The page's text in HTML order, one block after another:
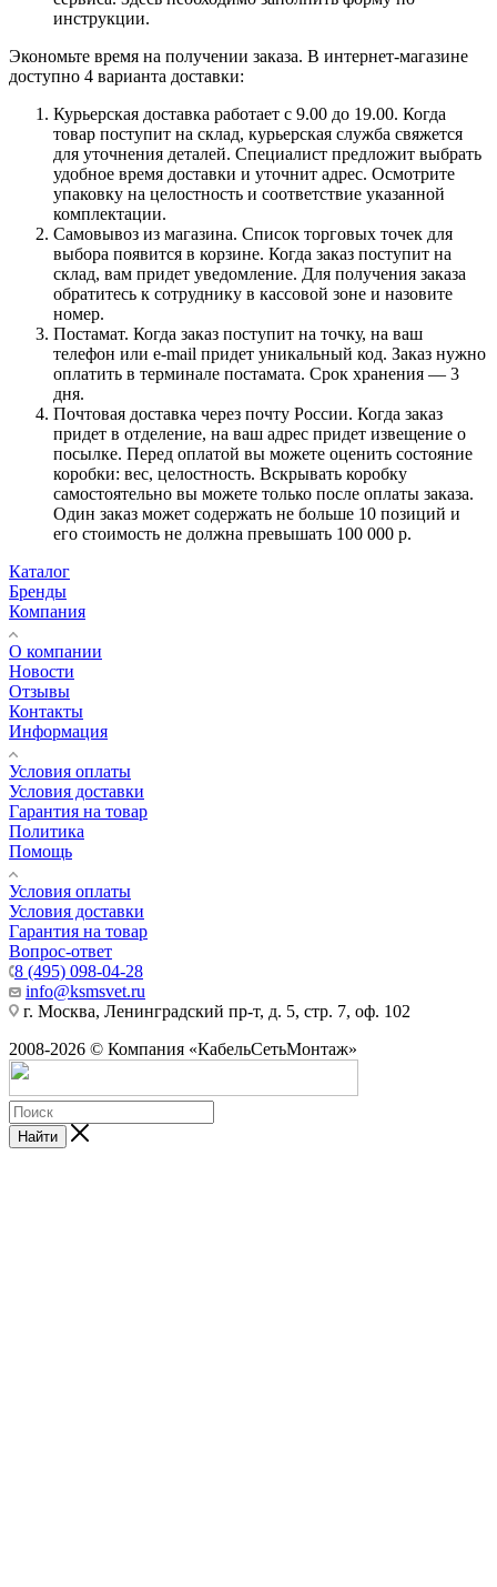
инструкции.
Экономьте время на получении заказа. В интернет-магазине
доступно 4 варианта доставки:
Курьерская доставка работает с 9.00 до 19.00. Когда
товар поступит на склад, курьерская служба свяжется
для уточнения деталей. Специалист предложит выбрать
удобное время доставки и уточнит адрес. Осмотрите
упаковку на целостность и соответствие указанной
комплектации.
Самовывоз из магазина. Список торговых точек для
выбора появится в корзине. Когда заказ поступит на
склад, вам придет уведомление. Для получения заказа
обратитесь к сотруднику в кассовой зоне и назовите
номер.
Постамат. Когда заказ поступит на точку, на ваш
телефон или e-mail придет уникальный код. Заказ нужно
оплатить в терминале постамата. Срок хранения — 3
дня.
Почтовая доставка через почту России. Когда заказ
придет в отделение, на ваш адрес придет извещение о
посылке. Перед оплатой вы можете оценить состояние
коробки: вес, целостность. Вскрывать коробку
самостоятельно вы можете только после оплаты заказа.
Один заказ может содержать не больше 10 позиций и
его стоимость не должна превышать 100 000 р.
Каталог
Бренды
Компания
О компании
Новости
Отзывы
Контакты
Информация
Условия оплаты
Условия доставки
Гарантия на товар
Политика
Помощь
Условия оплаты
Условия доставки
Гарантия на товар
Вопрос-ответ
8 (495) 098-04-28
info@ksmsvet.ru
г. Москва, Ленинградский пр-т, д. 5, стр. 7, оф. 102
2008-2026 © Компания «КабельСетьМонтаж»
Найти